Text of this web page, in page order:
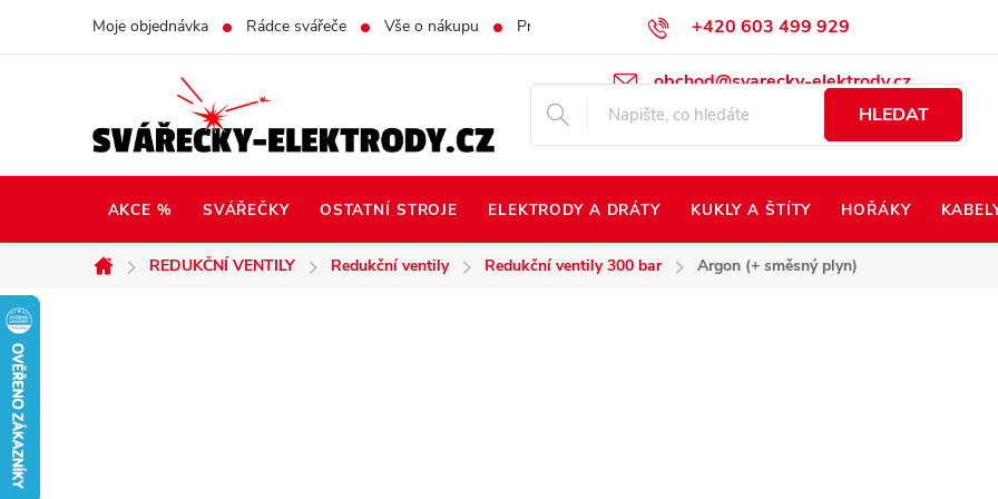
+420 603 499 929
obchod@svarecky-elektrody.cz
Moje objednávka Rádce svářeče Vše o nákupu Prodej na Slovensko Napište nám Kontakty
HLEDAT
AKCE % SVÁŘEČKY OSTATNÍ STROJE ELEKTRODY A DRÁTY KUKLY A ŠTÍTY HOŘÁKY
Domů
REDUKČNÍ VENTILY Redukční ventily Redukční ventily 300 bar Argon (+ směsný plyn)